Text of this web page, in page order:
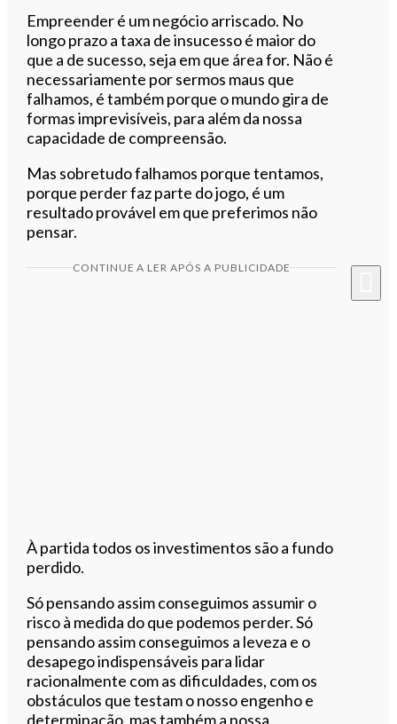
Empreender é um negócio arriscado. No
longo prazo a taxa de insucesso é maior do
que a de sucesso, seja em que área for. Não é
necessariamente por sermos maus que
falhamos, é também porque o mundo gira de
formas imprevisíveis, para além da nossa
capacidade de compreensão.
Mas sobretudo falhamos porque tentamos,
porque perder faz parte do jogo, é um
resultado provável em que preferimos não
pensar.
CONTINUE A LER APÓS A PUBLICIDADE
À partida todos os investimentos são a fundo
perdido.
Só pensando assim conseguimos assumir o
risco à medida do que podemos perder. Só
pensando assim conseguimos a leveza e o
desapego indispensáveis para lidar
racionalmente com as dificuldades, com os
obstáculos que testam o nosso engenho e
determinação, mas também a nossa